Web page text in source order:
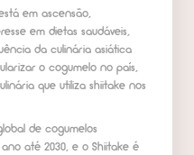
em ascensão,
em dietas saudáveis,
da culinária asiática
o cogumelo no país,
que utiliza shiitake nos
de cogumelos
até 2030, e o Shiitake é